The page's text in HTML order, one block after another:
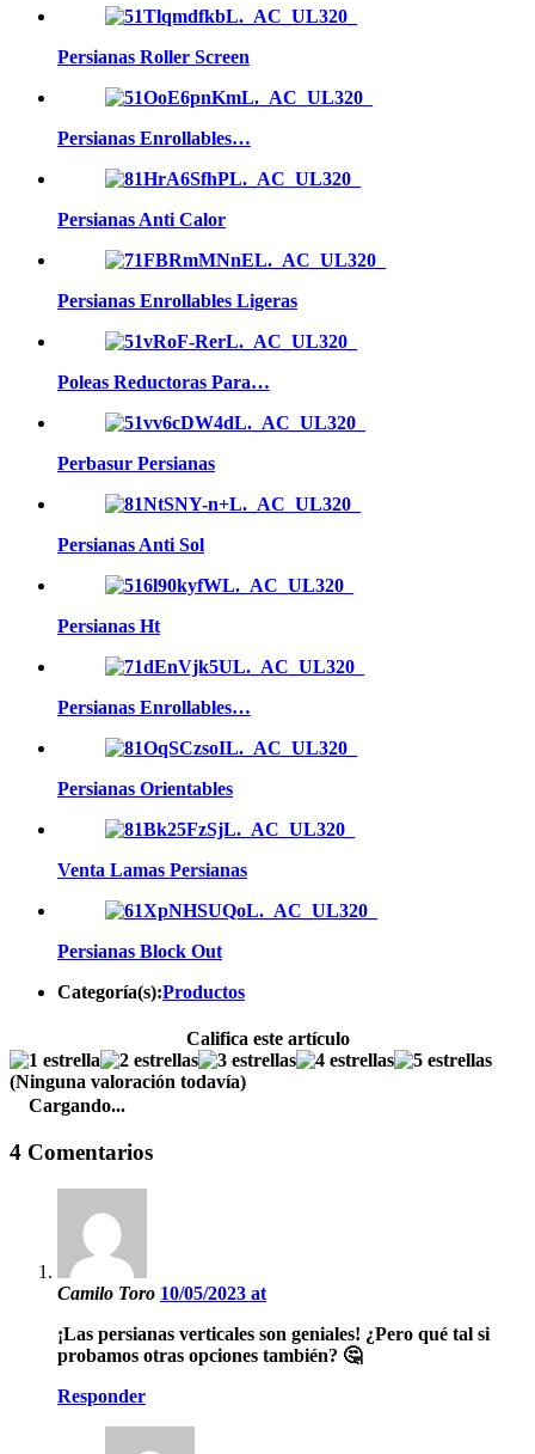
Persianas Roller Screen
Persianas Enrollables…
Persianas Anti Calor
Persianas Enrollables Ligeras
Poleas Reductoras Para…
Perbasur Persianas
Persianas Anti Sol
Persianas Ht
Persianas Enrollables…
Persianas Orientables
Venta Lamas Persianas
Persianas Block Out
Categoría(s):Productos
Califica este artículo
(Ninguna valoración todavía)
Cargando...
4 Comentarios
Camilo Toro 10/05/2023 at
¡Las persianas verticales son geniales! ¿Pero qué tal si
probamos otras opciones también? 🤔
Responder